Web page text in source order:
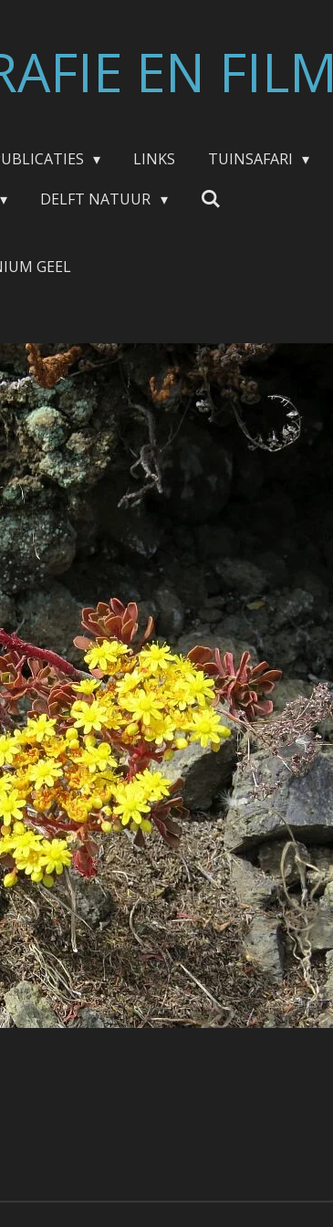
EN FILM
LINKS TUINSAFARI
DELFT NATUUR
GEEL